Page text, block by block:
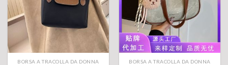
BORSA A TRACOLLA DA DONNA BORSA A TRACOLLA DA DONNA